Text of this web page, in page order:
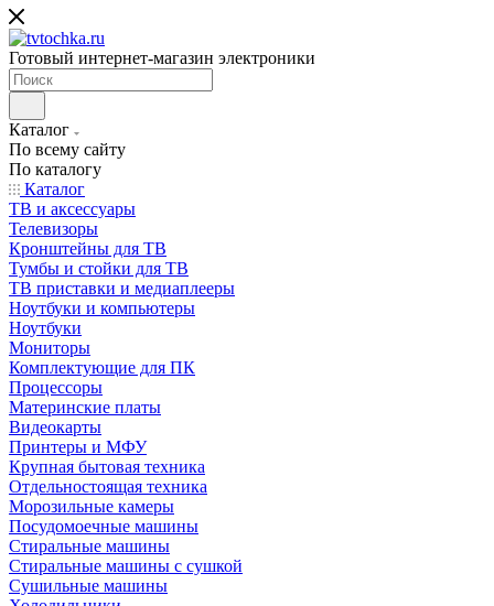
Готовый интернет-магазин электроники
Каталог
По всему сайту
По каталогу
Каталог
ТВ и аксессуары
Телевизоры
Кронштейны для ТВ
Тумбы и стойки для ТВ
ТВ приставки и медиаплееры
Ноутбуки и компьютеры
Ноутбуки
Мониторы
Комплектующие для ПК
Процессоры
Материнские платы
Видеокарты
Принтеры и МФУ
Крупная бытовая техника
Отдельностоящая техника
Морозильные камеры
Посудомоечные машины
Стиральные машины
Стиральные машины с сушкой
Сушильные машины